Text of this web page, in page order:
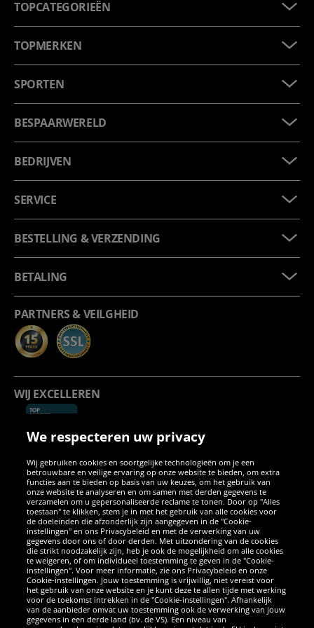
TOPCATEGORIEËN
TOPMERKEN
SPORTEN
BESPAARWERELD
BEDRIJVEN
SERVICE
BESTELLING & VERZENDING
BETALING
PARTNERS & VEILGHEID
WIJ EXCELLEREN
SOCIALE MEDIA
FacebookInstagram
WhatsApp
TikTokTwitterYouTube
APPS
We respecteren uw privacy
Wij gebruiken cookies en soortgelijke technologieën om je een
betrouwbare en veilige ervaring op onze website te bieden, om extra
functies aan te bieden op basis van uw keuzes, om het gebruik van
onze website te analyseren en om samen met derden gegevens te
verzamelen om u gepersonaliseerde reclame te tonen. Door op "Alles
toestaan" te klikken, stem je in met het gebruik van alle cookies voor
de doeleinden die afzonderlijk zijn aangegeven in de "Cookie-
instellingen" en ons Privacybeleid en met de verwerking van uw
gegevens door ons of door derden. Met uitzondering van de cookies
die strikt noodzakelijk zijn, heb je ook de mogelijkheid om alle cookies
te weigeren, of om individueel toestemming te geven in de "Cookie-
instellingen". Voor meer informatie, zie ons Privacybeleid en onze
Cookie-instellingen. Jouw toestemming is vrijwillig, niet vereist voor
het gebruik van onze website en je kunt deze te allen tijde met werking
voor de toekomst intrekken in de "Cookie-instellingen". Afhankelijk
van de aanbieder omvat uw toestemming ook de verwerking van jouw
gegevens in een derde land (bv. de VS). Een niveau van